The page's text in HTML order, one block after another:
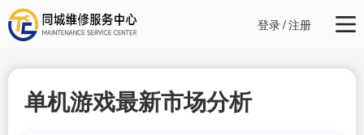
登录/注册
单机游戏最新市场分析